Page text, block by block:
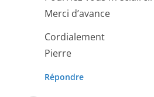
Merci d’avance
Cordialement
Pierre
Répondre